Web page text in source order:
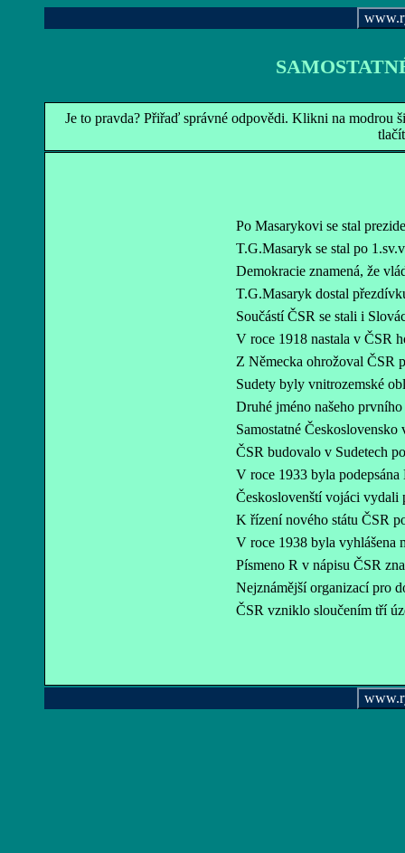
Je to pravda? Přiřaď správné odpovědi. Klikni na modrou
Po Masarykovi se stal
T.G.Masaryk se stal po
Demokracie znamená, že
T.G.Masaryk dostal
Součástí ČSR se stali i
V roce 1918 nastala v ČSR
Z Německa ohrožoval ČSR
Sudety byly vnitrozemské
Druhé jméno našeho
Samostatné
ČSR budovalo v Sudetech
V roce 1933 byla
Českoslovenští vojáci vydali
K řízení nového státu ČSR
V roce 1938 byla vyhlášena
Písmeno R v nápisu ČSR
Nejznámější organizací pro
ČSR vzniklo sloučením tří